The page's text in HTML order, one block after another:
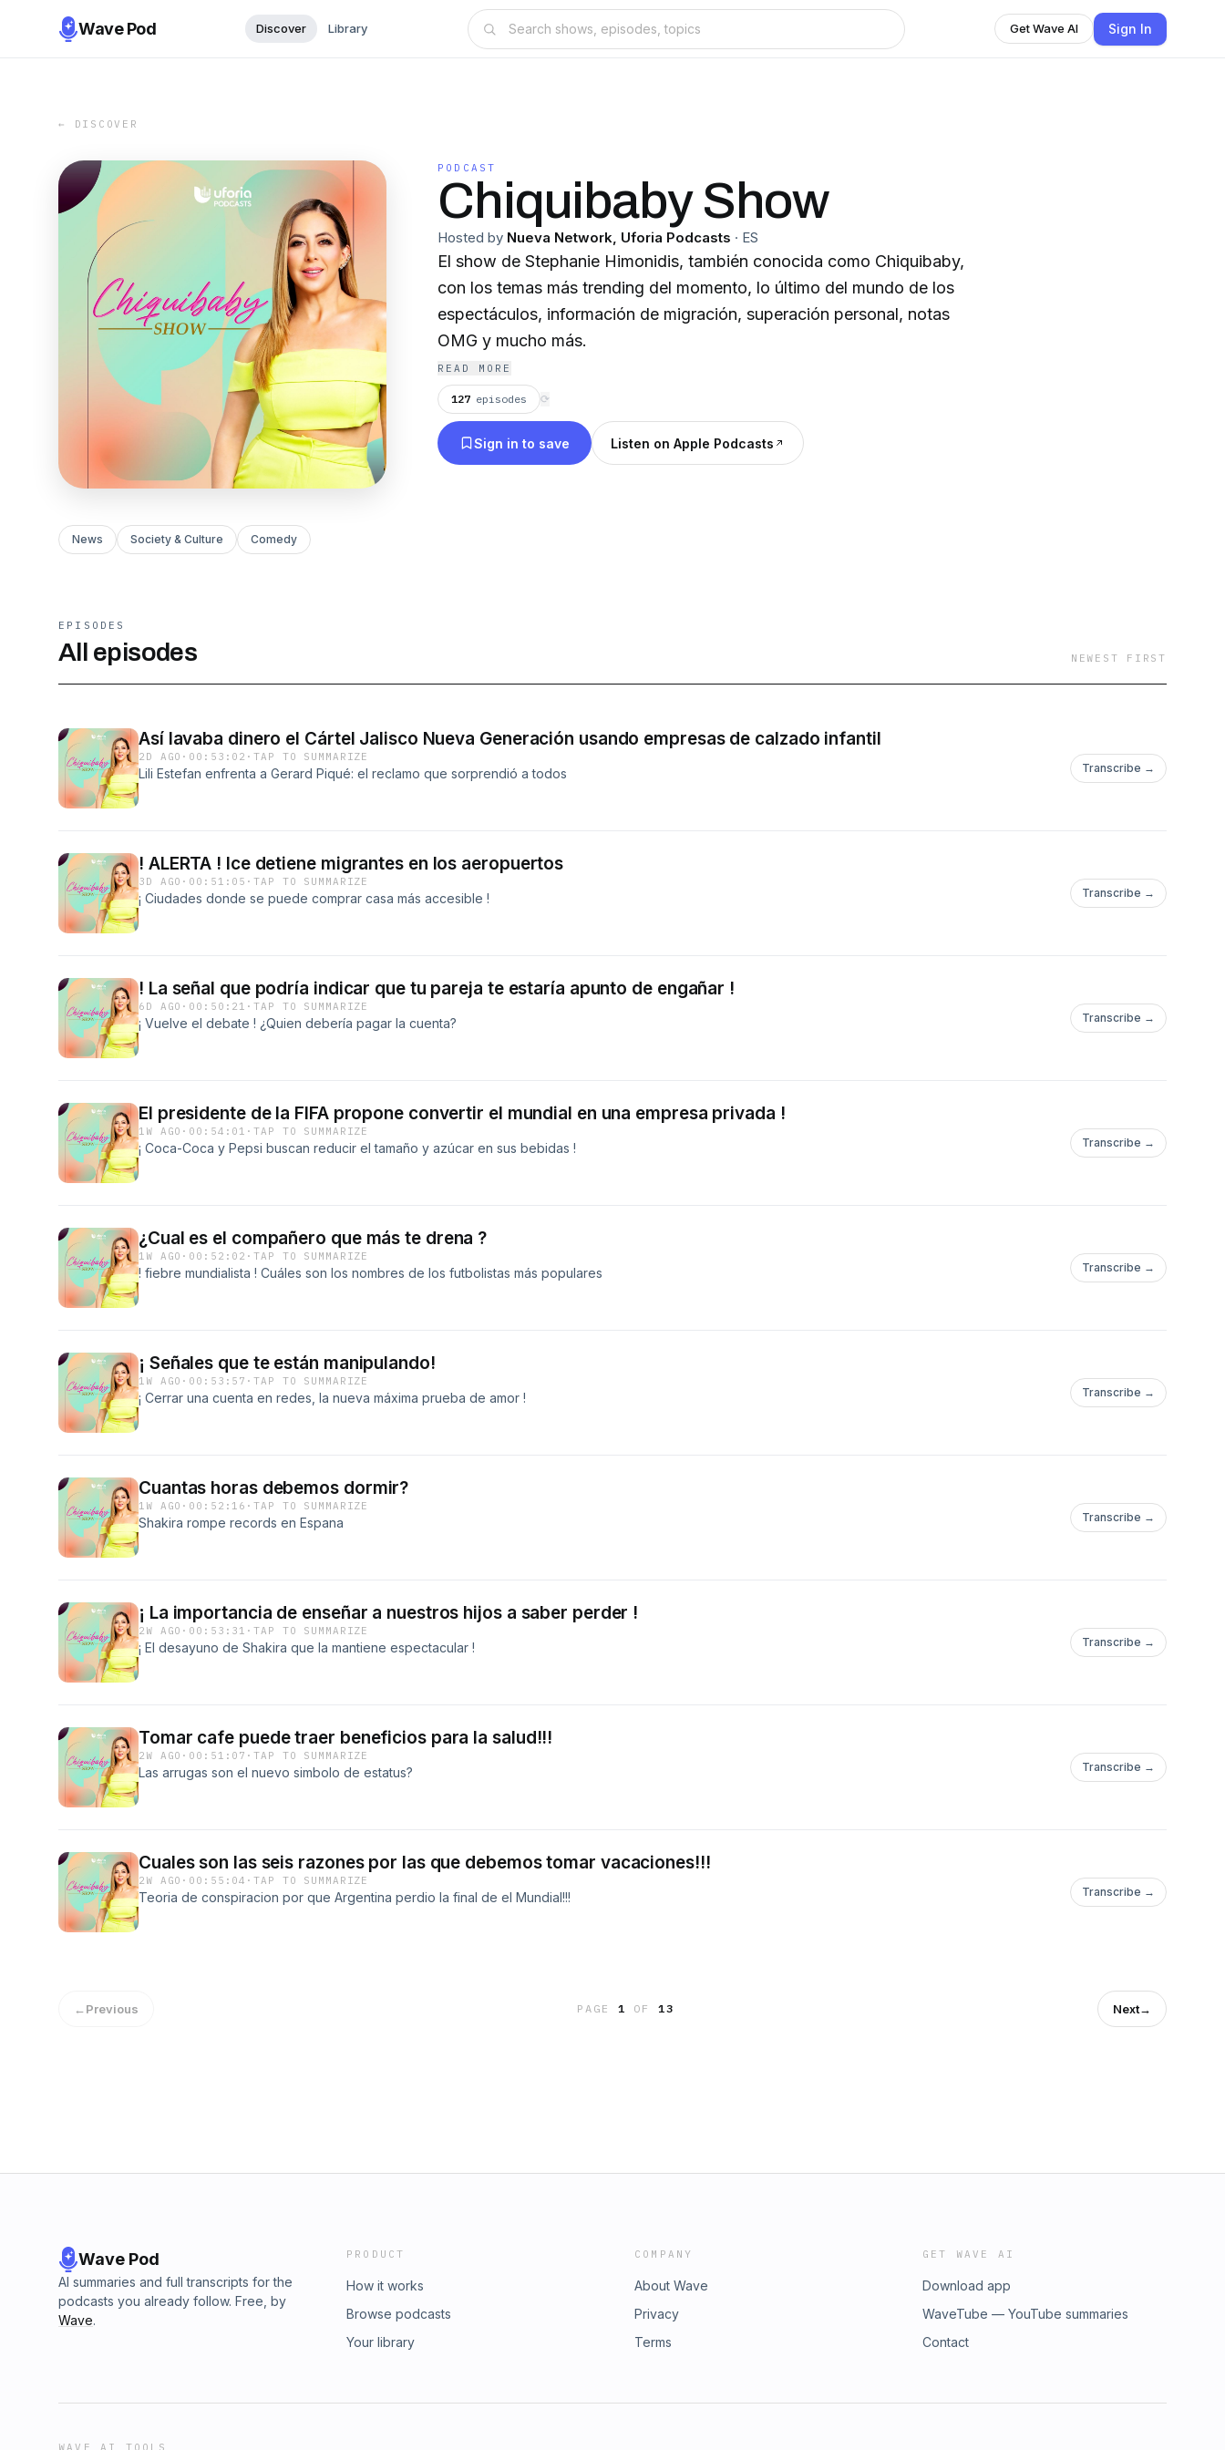
Wave Pod Discover Library Get Wave AI Sign In
← DISCOVER
PODCAST
Chiquibaby Show
Hosted by Nueva Network, Uforia Podcasts · ES
El show de Stephanie Himonidis, también conocida como Chiquibaby,
con los temas más trending del momento, lo último del mundo de los
espectáculos, información de migración, superación personal, notas
OMG y mucho más.
READ MORE
127 episodes ⟳
Sign in to save Listen on Apple Podcasts
News Society & Culture Comedy
EPISODES
All episodes NEWEST FIRST
Así lavaba dinero el Cártel Jalisco Nueva Generación usando empresas de calzado infantil
2D AGO · 00:53:02 ·TAP TO SUMMARIZE
Lili Estefan enfrenta a Gerard Piqué: el reclamo que sorprendió a todos Transcribe →
! ALERTA ! Ice detiene migrantes en los aeropuertos
3D AGO · 00:51:05 ·TAP TO SUMMARIZE
¡ Ciudades donde se puede comprar casa más accesible ! Transcribe →
! La señal que podría indicar que tu pareja te estaría apunto de engañar !
6D AGO · 00:50:21 ·TAP TO SUMMARIZE
¡ Vuelve el debate ! ¿Quien debería pagar la cuenta? Transcribe →
El presidente de la FIFA propone convertir el mundial en una empresa privada !
1W AGO · 00:54:01 ·TAP TO SUMMARIZE
¡ Coca-Coca y Pepsi buscan reducir el tamaño y azúcar en sus bebidas ! Transcribe →
¿Cual es el compañero que más te drena ?
1W AGO · 00:52:02 ·TAP TO SUMMARIZE
! fiebre mundialista ! Cuáles son los nombres de los futbolistas más populares Transcribe →
¡ Señales que te están manipulando!
1W AGO · 00:53:57 ·TAP TO SUMMARIZE
¡ Cerrar una cuenta en redes, la nueva máxima prueba de amor ! Transcribe →
Cuantas horas debemos dormir?
1W AGO · 00:52:16 ·TAP TO SUMMARIZE
Shakira rompe records en Espana Transcribe →
¡ La importancia de enseñar a nuestros hijos a saber perder !
2W AGO · 00:53:31 ·TAP TO SUMMARIZE
¡ El desayuno de Shakira que la mantiene espectacular ! Transcribe →
Tomar cafe puede traer beneficios para la salud!!!
2W AGO · 00:51:07 ·TAP TO SUMMARIZE
Las arrugas son el nuevo simbolo de estatus? Transcribe →
Cuales son las seis razones por las que debemos tomar vacaciones!!!
2W AGO · 00:55:04 ·TAP TO SUMMARIZE
Teoria de conspiracion por que Argentina perdio la final de el Mundial!!! Transcribe →
←Previous PAGE 1 OF 13 Next→
Wave Pod
AI summaries and full transcripts for the
podcasts you already follow. Free, by
Wave.
PRODUCT
How it works
Browse podcasts
Your library
COMPANY
About Wave
Privacy
Terms
GET WAVE AI
Download app
WaveTube — YouTube summaries
Contact
WAVE AI TOOLS